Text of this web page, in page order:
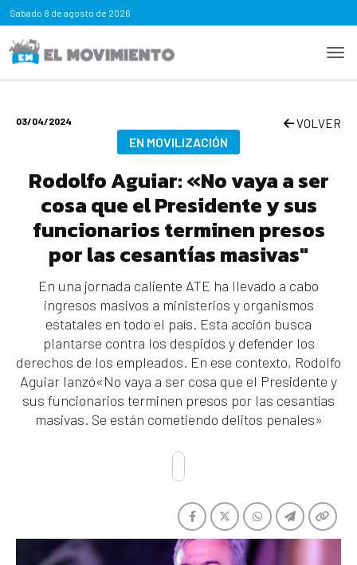
Sabado 8 de agosto de 2026
03/04/2024 VOLVER
EN MOVILIZACIÓN
Rodolfo Aguiar: «No vaya a ser
cosa que el Presidente y sus
funcionarios terminen presos
por las cesantías masivas"
En una jornada caliente ATE ha llevado a cabo
ingresos masivos a ministerios y organismos
estatales en todo el país. Esta acción busca
plantarse contra los despidos y defender los
derechos de los empleados. En ese contexto, Rodolfo
Aguiar lanzó«No vaya a ser cosa que el Presidente y
sus funcionarios terminen presos por las cesantías
masivas. Se están cometiendo delitos penales»